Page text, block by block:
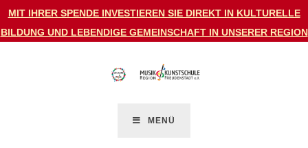
MIT IHRER SPENDE INVESTIEREN SIE DIREKT IN KULTURELLE
BILDUNG UND LEBENDIGE GEMEINSCHAFT IN UNSERER REGION
MENÜ